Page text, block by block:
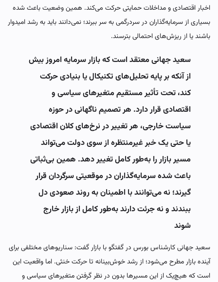
اخبار اقتصادی و مداخلات حمایتی حرکت می‌کند. همین وضعیت باعث شده
بسیاری از سرمایه‌گذاران در سردرگمی به سر ببرند؛ نمی‌دانند باید به رشد امیدوار
باشند یا از ریزش‌های احتمالی بترسند.
سعید جهانی معتقد است که بازار سرمایه امروز بیش
از آنکه بر پایه تحلیل‌های تکنیکال یا بنیادی حرکت
کند، تحت تأثیر مستقیم متغیرهای سیاسی و
اقتصادی قرار دارد. هر تصمیم ناگهانی در حوزه
سیاست خارجی، هر تغییر در نرخ‌های کلان اقتصادی
یا حتی یک خبر غیرمنتظره از سوی دولت می‌تواند
مسیر بازار را به‌طور کامل تغییر دهد. همین بی‌ثباتی
باعث شده سرمایه‌گذاران در موقعیتی سرگردان قرار
گیرند؛ نه می‌توانند با اطمینان به روند صعودی دل
ببندند و نه جرئت دارند به‌طور کامل از بازار خارج
شوند
سعید جهانی کارشناس بورس در گفتگو با بازار گفت: سناریوهای مختلفی برای
آینده بازار مطرح می‌شود؛ از رشد خوش‌بینانه تا حرکت خنثی. اما واقعیت این
است که هیچ‌یک از این مسیرها بدون در نظر گرفتن متغیرهای سیاسی و